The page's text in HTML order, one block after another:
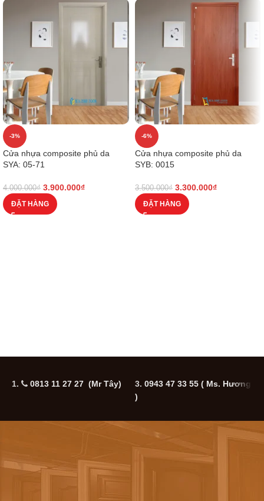
-3%
Cửa nhựa composite phủ da
SYA: 05-71
4.000.000₫ 3.900.000₫
ĐẶT HÀNG
-6%
Cửa nhựa composite phủ da
SYB: 0015
3.500.000₫ 3.300.000₫
ĐẶT HÀNG
1. 0813 11 27 27 (Mr Tây) 3. 0943 47 33 55 ( Ms. Hương
)